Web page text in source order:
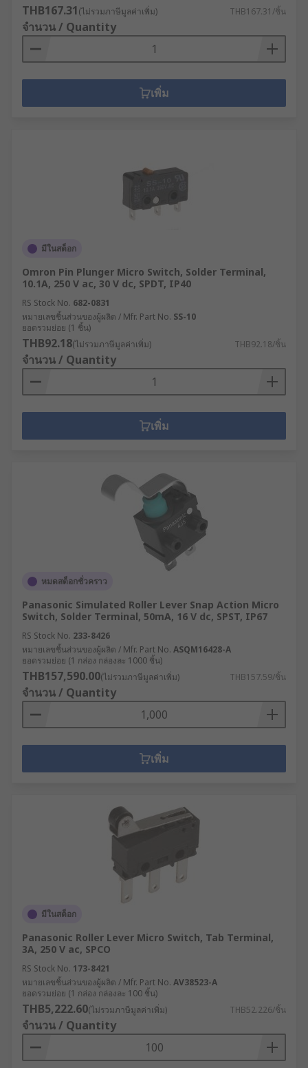
THB167.31(ไม่รวมภาษีมูลค่าเพิ่ม) THB167.31/ชิ้น
จำนวน / Quantity
เพิ่ม
มีในสต็อก
Omron Pin Plunger Micro Switch, Solder Terminal,
10.1A, 250 V ac, 30 V dc, SPDT, IP40
RS Stock No. 682-0831
หมายเลขชิ้นส่วนของผู้ผลิต / Mfr. Part No. SS-10
ยอดรวมย่อย (1 ชิ้น)
THB92.18(ไม่รวมภาษีมูลค่าเพิ่ม) THB92.18/ชิ้น
จำนวน / Quantity
เพิ่ม
หมดสต็อกชั่วคราว
Panasonic Simulated Roller Lever Snap Action Micro
Switch, Solder Terminal, 50mA, 16 V dc, SPST, IP67
RS Stock No. 233-8426
หมายเลขชิ้นส่วนของผู้ผลิต / Mfr. Part No. ASQM16428-A
ยอดรวมย่อย (1 กล่อง กล่องละ 1000 ชิ้น)
THB157,590.00(ไม่รวมภาษีมูลค่าเพิ่ม) THB157.59/ชิ้น
จำนวน / Quantity
เพิ่ม
มีในสต็อก
Panasonic Roller Lever Micro Switch, Tab Terminal,
3A, 250 V ac, SPCO
RS Stock No. 173-8421
หมายเลขชิ้นส่วนของผู้ผลิต / Mfr. Part No. AV38523-A
ยอดรวมย่อย (1 กล่อง กล่องละ 100 ชิ้น)
THB5,222.60(ไม่รวมภาษีมูลค่าเพิ่ม) THB52.226/ชิ้น
จำนวน / Quantity